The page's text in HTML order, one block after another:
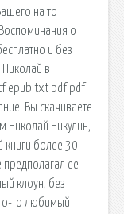
на то
о
и без
Николай в
epub txt pdf pdf
Вы скачиваете
Николай Никулин,
книги более 30
предполагал ее
клоун, без
то любимый